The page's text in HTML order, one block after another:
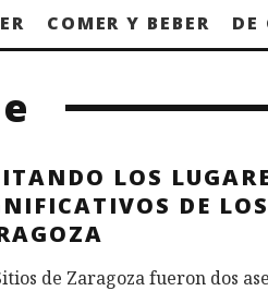
COMER Y BEBER DE
LOS
DE
de Zaragoza fueron dos